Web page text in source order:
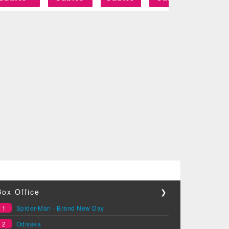
Office ❯
1
Spider-Man - Brand New Day
2
Odissea